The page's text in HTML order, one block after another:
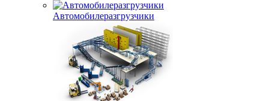
Автомобилеразгрузчики